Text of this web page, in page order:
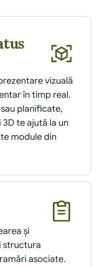
vizuală
în timp real.
planificate,
te ajută la un
și
structura
asociate.